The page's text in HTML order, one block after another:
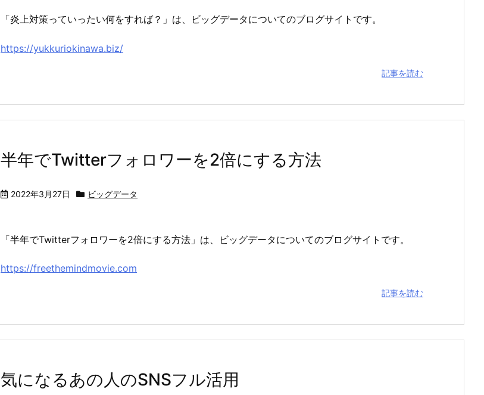
「炎上対策っていったい何をすれば？」は、ビッグデータについてのブログサイトです。
https://yukkuriokinawa.biz/
記事を読む
半年でTwitterフォロワーを2倍にする方法
2022年3月27日 ビッグデータ
「半年でTwitterフォロワーを2倍にする方法」は、ビッグデータについてのブログサイトです。
https://freethemindmovie.com
記事を読む
気になるあの人のSNSフル活用